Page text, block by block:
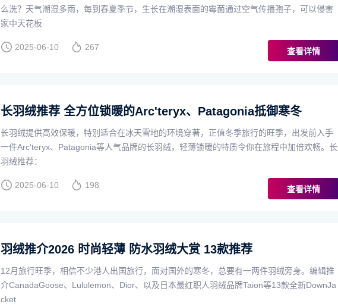
么洗？天气潮湿多雨，每到春夏季节，生长在潮湿表面的霉菌通过空气传播孢子，可以侵害
家中天花板
2025-06-10 267 查看详情
长羽绒推荐 全方位锁暖的Arc'teryx、Patagonia抵御寒冬
长羽绒提供高效保暖，特别适合在冰天雪地的环境穿著，正值冬季旅行的旺季，出发前入手
一件Arc‘teryx、Patagonia等人气品牌的长羽绒，轻薄锁暖的特质令你在旅程中加倍欢畅。长
羽绒推荐：
2025-06-10 198 查看详情
羽绒推介2026 时尚轻薄 防水羽绒大赏 13款推荐
12月旅行旺季，相信不少港人出国旅行，面对国外的寒冬，总要有一两件羽绒旁身。编辑推
介CanadaGoose、Lululemon、Dior、以及日本最红职人羽绒品牌Taion等13款全新DownJa
cket